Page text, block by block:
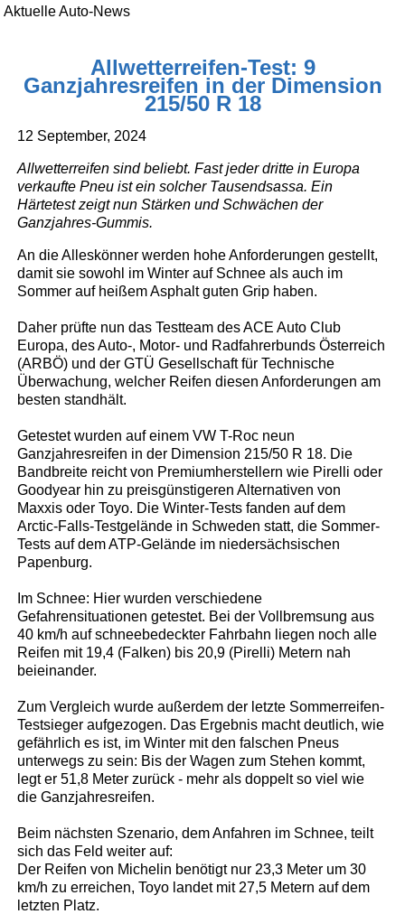
Aktuelle Auto-News
Allwetterreifen-Test: 9
Ganzjahresreifen in der Dimension
215/50 R 18
12 September, 2024
Allwetterreifen sind beliebt. Fast jeder dritte in Europa
verkaufte Pneu ist ein solcher Tausendsassa. Ein
Härtetest zeigt nun Stärken und Schwächen der
Ganzjahres-Gummis.
An die Alleskönner werden hohe Anforderungen gestellt,
damit sie sowohl im Winter auf Schnee als auch im
Sommer auf heißem Asphalt guten Grip haben.
Daher prüfte nun das Testteam des ACE Auto Club
Europa, des Auto-, Motor- und Radfahrerbunds Österreich
(ARBÖ) und der GTÜ Gesellschaft für Technische
Überwachung, welcher Reifen diesen Anforderungen am
besten standhält.
Getestet wurden auf einem VW T-Roc neun
Ganzjahresreifen in der Dimension 215/50 R 18. Die
Bandbreite reicht von Premiumherstellern wie Pirelli oder
Goodyear hin zu preisgünstigeren Alternativen von
Maxxis oder Toyo. Die Winter-Tests fanden auf dem
Arctic-Falls-Testgelände in Schweden statt, die Sommer-
Tests auf dem ATP-Gelände im niedersächsischen
Papenburg.
Im Schnee: Hier wurden verschiedene
Gefahrensituationen getestet. Bei der Vollbremsung aus
40 km/h auf schneebedeckter Fahrbahn liegen noch alle
Reifen mit 19,4 (Falken) bis 20,9 (Pirelli) Metern nah
beieinander.
Zum Vergleich wurde außerdem der letzte Sommerreifen-
Testsieger aufgezogen. Das Ergebnis macht deutlich, wie
gefährlich es ist, im Winter mit den falschen Pneus
unterwegs zu sein: Bis der Wagen zum Stehen kommt,
legt er 51,8 Meter zurück - mehr als doppelt so viel wie
die Ganzjahresreifen.
Beim nächsten Szenario, dem Anfahren im Schnee, teilt
sich das Feld weiter auf:
Der Reifen von Michelin benötigt nur 23,3 Meter um 30
km/h zu erreichen, Toyo landet mit 27,5 Metern auf dem
letzten Platz.